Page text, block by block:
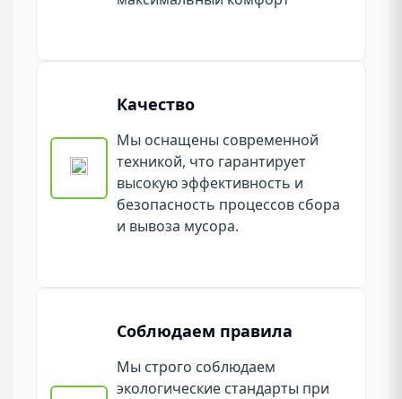
Качество
Мы оснащены современной
техникой, что гарантирует
высокую эффективность и
безопасность процессов сбора
и вывоза мусора.
Соблюдаем правила
Мы строго соблюдаем
экологические стандарты при